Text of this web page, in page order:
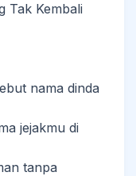
Tak Kembali
nama dinda
jejakmu di
tanpa